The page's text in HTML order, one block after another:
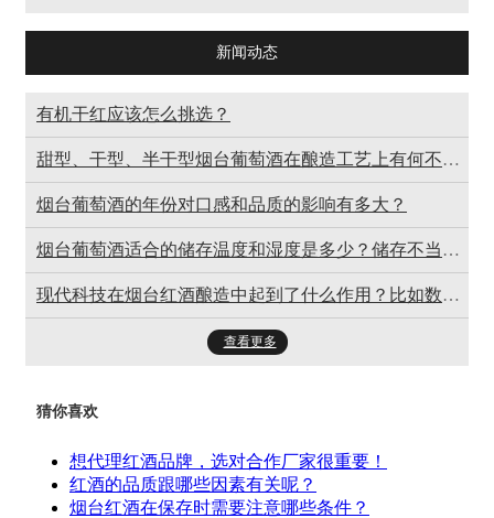
新闻动态
有机干红应该怎么挑选？
甜型、干型、半干型烟台葡萄酒在酿造工艺上有何不同？
烟台葡萄酒的年份对口感和品质的影响有多大？
烟台葡萄酒适合的储存温度和湿度是多少？储存不当会有什么后果？
现代科技在烟台红酒酿造中起到了什么作用？比如数字化监控、新型酿造设备等。
查看更多
猜你喜欢
想代理红酒品牌，选对合作厂家很重要！
红酒的品质跟哪些因素有关呢？
烟台红酒在保存时需要注意哪些条件？